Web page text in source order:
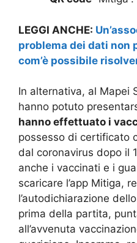
LEGGI ANCHE:
problema dei dati non
com’è possibile
In alternativa, al Mapei
hanno potuto
hanno effettuato i
possesso di certificato
dal coronavirus dopo il
anche i vaccinati e i
scaricare l’app Mitiga,
l’autodichiarazione
prima della partita,
all’avvenuta